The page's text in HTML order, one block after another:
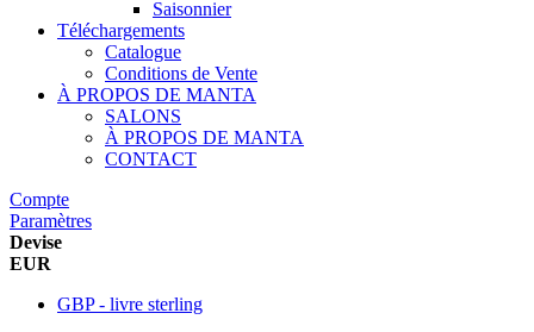
Saisonnier
Téléchargements
Catalogue
Conditions de Vente
À PROPOS DE MANTA
SALONS
À PROPOS DE MANTA
CONTACT
Compte
Paramètres
Devise
EUR
GBP - livre sterling